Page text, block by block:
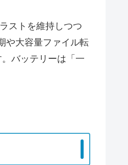
ストを維持しつつ
や大容量ファイル転
バッテリーは「一